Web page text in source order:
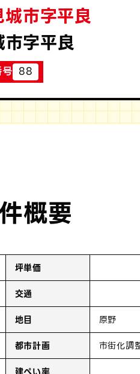
市字平良
字平良
88
概要
坪単価
交通
地目
原野
都市計画
市街化調